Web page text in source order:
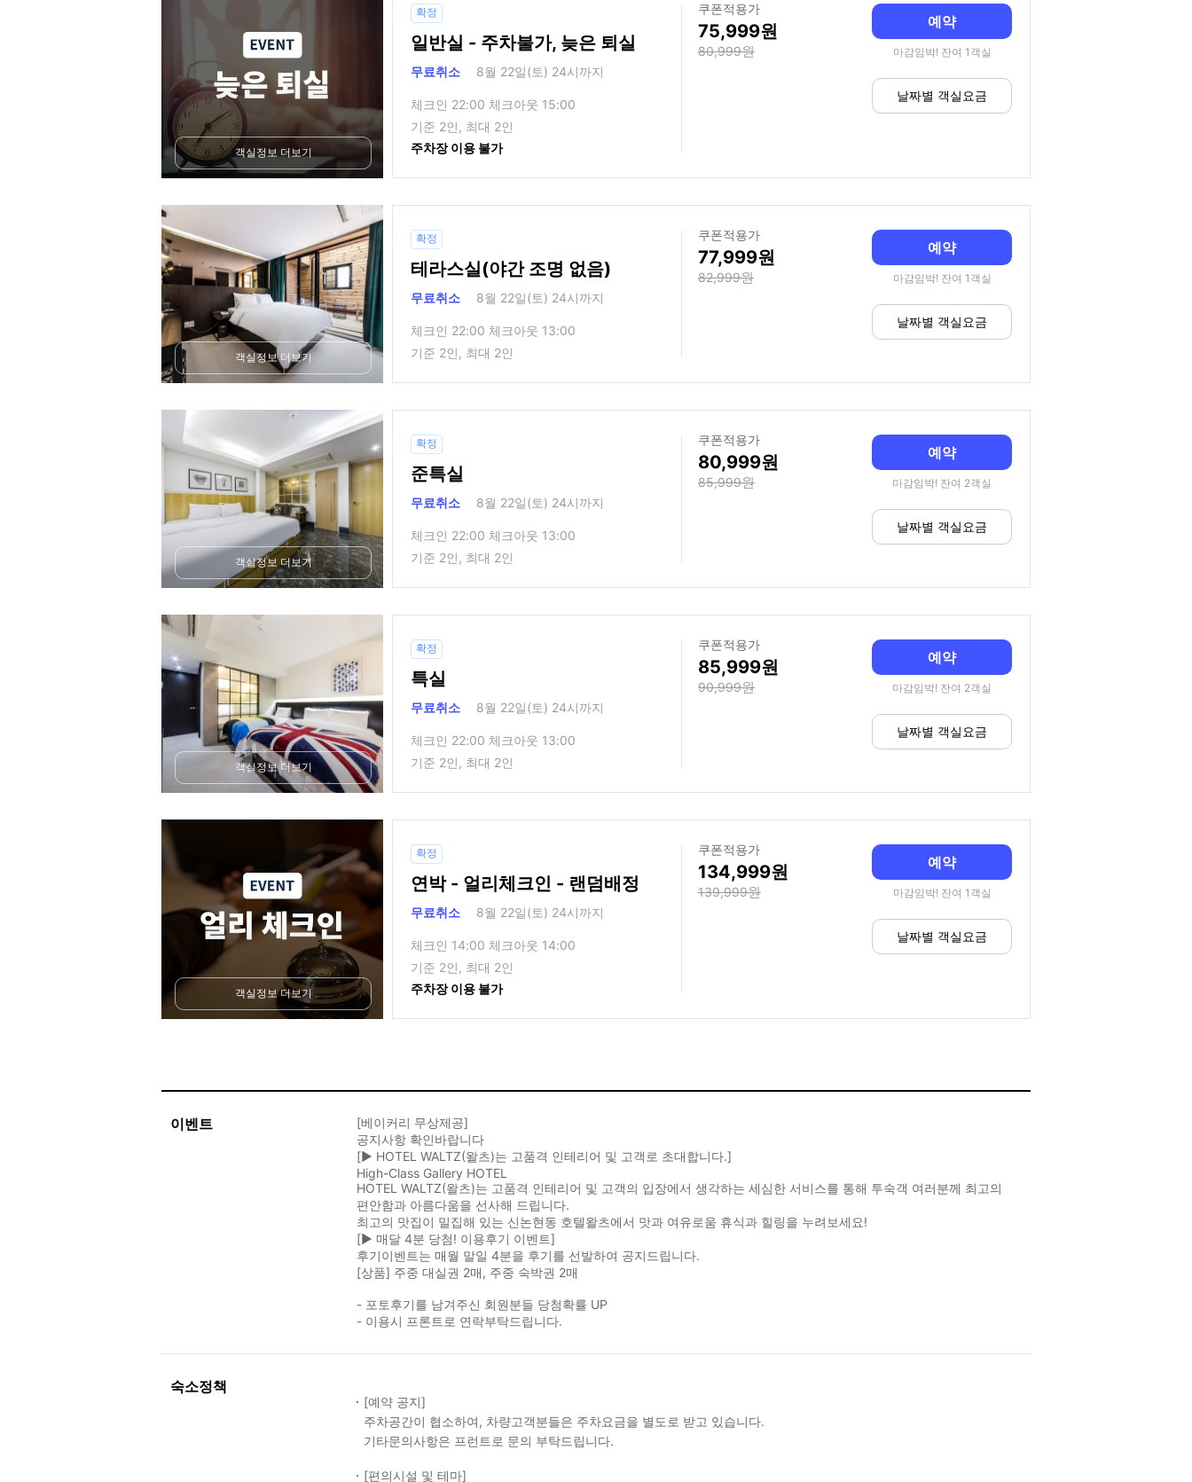
객실정보 더보기
확정
일반실 - 주차불가, 늦은 퇴실
무료취소 8월 22일(토) 24시까지
체크인 22:00 체크아웃 15:00
기준 2인, 최대 2인
주차장 이용 불가
쿠폰적용가
75,999
80,999
예약
마감임박! 잔여 1객실
날짜별 객실요금
객실정보 더보기
확정
테라스실(야간 조명 없음)
무료취소 8월 22일(토) 24시까지
체크인 22:00 체크아웃 13:00
기준 2인, 최대 2인
쿠폰적용가
77,999
82,999
예약
마감임박! 잔여 1객실
날짜별 객실요금
객실정보 더보기
확정
준특실
무료취소 8월 22일(토) 24시까지
체크인 22:00 체크아웃 13:00
기준 2인, 최대 2인
쿠폰적용가
80,999
85,999
예약
마감임박! 잔여 2객실
날짜별 객실요금
객실정보 더보기
확정
특실
무료취소 8월 22일(토) 24시까지
체크인 22:00 체크아웃 13:00
기준 2인, 최대 2인
쿠폰적용가
85,999
90,999
예약
마감임박! 잔여 2객실
날짜별 객실요금
객실정보 더보기
확정
연박 - 얼리체크인 - 랜덤배정
무료취소 8월 22일(토) 24시까지
체크인 14:00 체크아웃 14:00
기준 2인, 최대 2인
주차장 이용 불가
쿠폰적용가
134,999
139,999
예약
마감임박! 잔여 1객실
날짜별 객실요금
이벤트
[베이커리 무상제공]
공지사항 확인바랍니다
[▶ HOTEL WALTZ(왈츠)는 고품격 인테리어 및 고객로 초대합니다.]
High-Class Gallery HOTEL
HOTEL WALTZ(왈츠)는 고품격 인테리어 및 고객의 입장에서 생각하는 세심한 서비스를 통해 투숙객 여러분께 최고의
편안함과 아름다움을 선사해 드립니다.
최고의 맛집이 밀집해 있는 신논현동 호텔왈츠에서 맛과 여유로움 휴식과 힐링을 누려보세요!
[▶ 매달 4분 당첨! 이용후기 이벤트]
후기이벤트는 매월 말일 4분을 후기를 선발하여 공지드립니다.
[상품] 주중 대실권 2매, 주중 숙박권 2매
- 포토후기를 남겨주신 회원분들 당첨확률 UP
- 이용시 프론트로 연락부탁드립니다.
숙소정책
[예약 공지]
주차공간이 협소하여, 차량고객분들은 주차요금을 별도로 받고 있습니다.
기타문의사항은 프런트로 문의 부탁드립니다.
[편의시설 및 테마]